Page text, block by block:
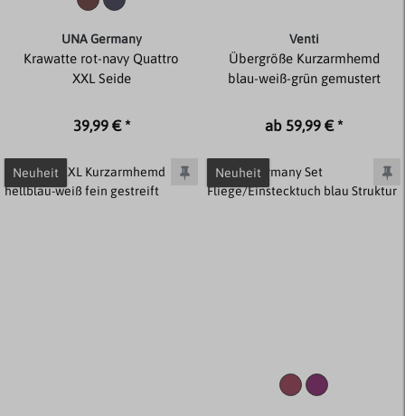
UNA Germany
Krawatte rot-navy Quattro
XXL Seide
39,99 € *
Venti
Übergröße Kurzarmhemd
blau-weiß-grün gemustert
ab 59,99 € *
Neuheit Neuheit